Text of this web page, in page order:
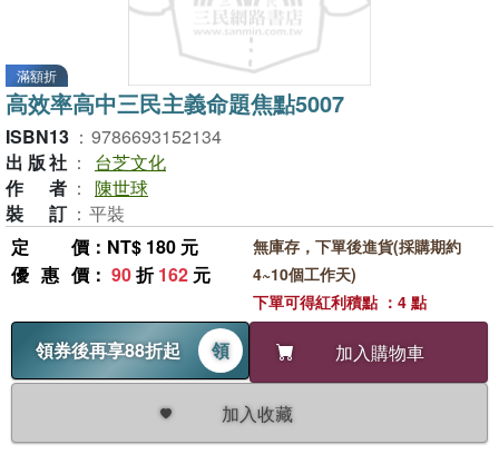
滿額折
高效率高中三民主義命題焦點5007
ISBN13 ： 9786693152134
出版社 ：
台芝文化
作者 ： 陳世球
裝訂 ： 平裝
定價 ：NT$ 180 元
優惠價 ： 90折162 元
領券後再享88折起 領 加入購物車
加入收藏
無庫存，下單後進貨(採購期約
4~10個工作天)
下單可得紅利積點 ：4 點